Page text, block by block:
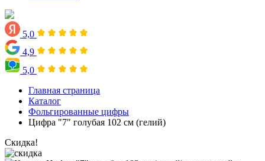
5,0
4,9
5,0
Главная страница
Каталог
Фольгированные цифры
Цифра "7" голубая 102 см (гелий)
Скидка!